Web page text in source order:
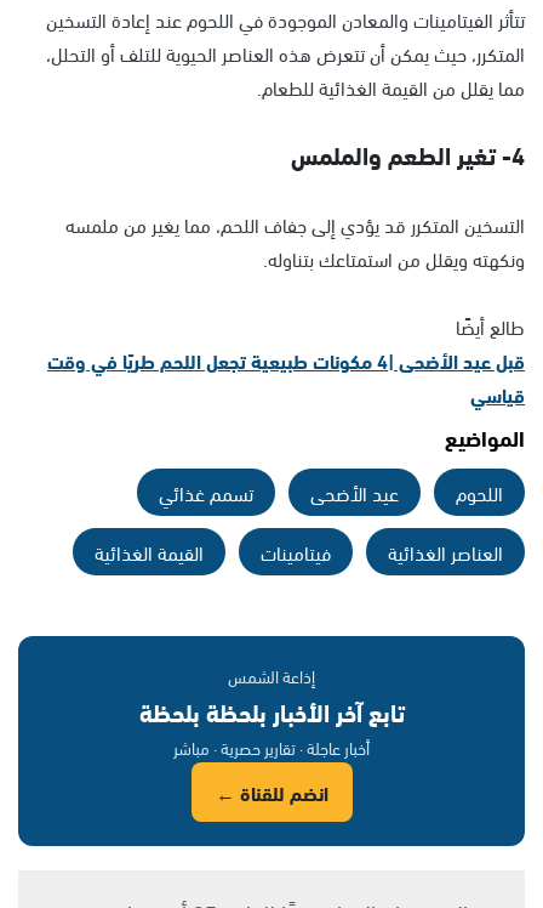
تتأثر الفيتامينات والمعادن الموجودة في اللحوم عند إعادة التسخين
المتكرر، حيث يمكن أن تتعرض هذه العناصر الحيوية للتلف أو التحلل،
مما يقلل من القيمة الغذائية للطعام.
4- تغير الطعم والملمس
التسخين المتكرر قد يؤدي إلى جفاف اللحم، مما يغير من ملمسه
ونكهته ويقلل من استمتاعك بتناوله.
طالع أيضًا
قبل عيد الأضحى |4 مكونات طبيعية تجعل اللحم طريًا في وقت
قياسي
المواضيع
اللحوم عيد الأضحى
تسمم غذائي
العناصر الغذائية
فيتامينات القيمة الغذائية
إذاعة الشمس
تابع آخر الأخبار بلحظة بلحظة
أخبار عاجلة · تقارير حصرية · مباشر
انضم للقناة ←